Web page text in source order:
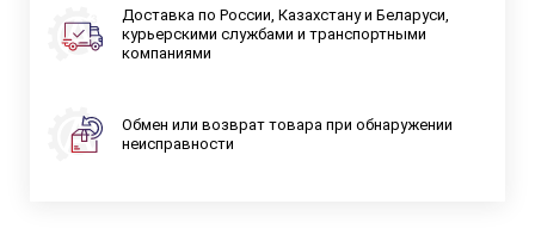
Доставка по России, Казахстану и Беларуси,
курьерскими службами и транспортными
компаниями
Обмен или возврат товара при обнаружении
неисправности